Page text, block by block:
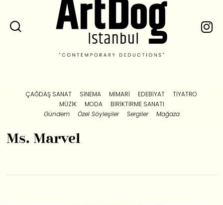
ÇAĞDAŞ SANAT SINEMA MIMARI EDEBIYAT
TIYATRO
MÜZIK
MODA
BIRIKTIRME SANATI
Gündem
Özel Söyleşiler Sergiler Mağaza
Ms. Marvel